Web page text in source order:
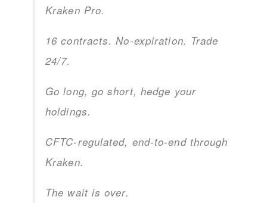
Kraken Pro.
16 contracts. No-expiration. Trade
24/7.
Go long, go short, hedge your
holdings.
CFTC-regulated, end-to-end through
Kraken.
The wait is over.